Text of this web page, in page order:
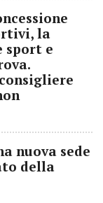
la
sport e
nuova sede
della